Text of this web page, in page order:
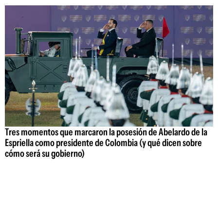
Tres momentos que marcaron la posesión de Abelardo de la
Espriella como presidente de Colombia (y qué dicen sobre
cómo será su gobierno)